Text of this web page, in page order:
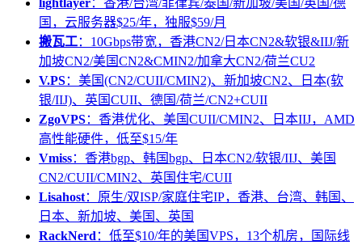
lightlayer：香港/台湾/菲律宾/泰国/新加坡/美国/英国/德
国，云服务器$25/年，独服$59/月
搬瓦工：10Gbps带宽，香港CN2/日本CN2&软银&IIJ/新
加坡CN2/美国CN2&CMIN2/加拿大CN2/荷兰CU2
V.PS：美国(CN2/CUII/CMIN2)、新加坡CN2、日本(软
银/IIJ)、英国CUII、德国/荷兰/CN2+CUII
ZgoVPS：香港优化、美国CUII/CMIN2、日本IIJ，AMD
高性能硬件，低至$15/年
Vmiss：香港bgp、韩国bgp、日本CN2/软银/IIJ、美国
CN2/CUII/CMIN2、英国住宅/CUII
Lisahost：原生/双ISP/家庭住宅IP，香港、台湾、韩国、
日本、新加坡、美国、英国
RackNerd ：低至$10/年的美国VPS，13个机房，国际线